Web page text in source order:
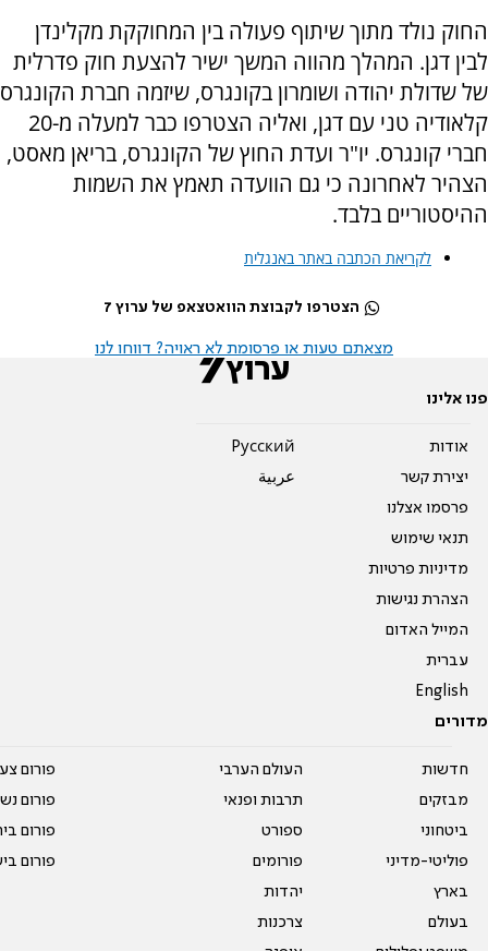
החוק נולד מתוך שיתוף פעולה בין המחוקקת מקלינדן
לבין דגן. המהלך מהווה המשך ישיר להצעת חוק פדרלית
של שדולת יהודה ושומרון בקונגרס, שיזמה חברת הקונגרס
קלאודיה טני עם דגן, ואליה הצטרפו כבר למעלה מ-20
חברי קונגרס. יו"ר ועדת החוץ של הקונגרס, בריאן מאסט,
הצהיר לאחרונה כי גם הוועדה תאמץ את השמות
ההיסטוריים בלבד.
לקריאת הכתבה באתר באנגלית
הצטרפו לקבוצת הוואטצאפ של ערוץ 7
מצאתם טעות או פרסומת לא ראויה? דווחו לנו
פנו אלינו
אודות
יצירת קשר
פרסמו אצלנו
תנאי שימוש
מדיניות פרטיות
הצהרת נגישות
המייל האדום
עברית
English
Pусский
عربية
מדורים
חדשות
מבזקים
ביטחוני
פוליטי-מדיני
בארץ
בעולם
העולם הערבי
תרבות ופנאי
ספורט
פורומים
יהדות
צרכנות
פורום
פורום
פורום
פורום